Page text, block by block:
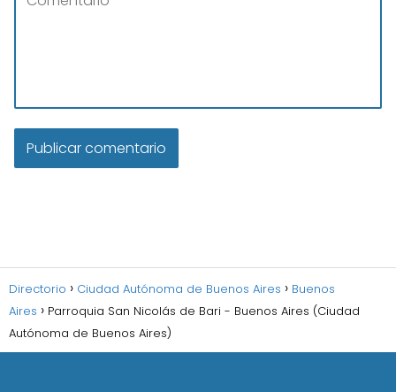
Directorio Ciudad Autónoma de Buenos Aires
Buenos
Aires
Parroquia San Nicolás de Bari - Buenos Aires (Ciudad
Autónoma de Buenos Aires)